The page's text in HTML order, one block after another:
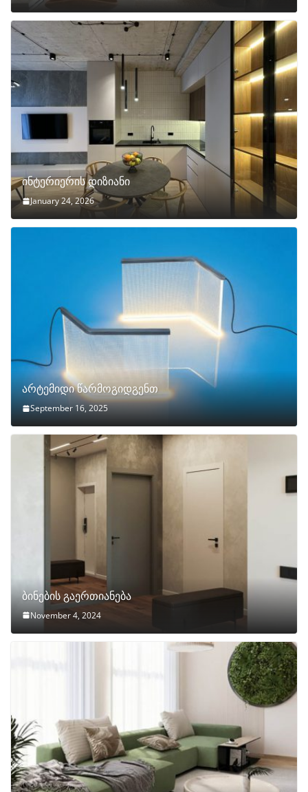
ინტერიერის დიზიანი
January 24, 2026
არტემიდი წარმოგიდგენთ
September 16, 2025
ბინების გაერთიანება
November 4, 2024